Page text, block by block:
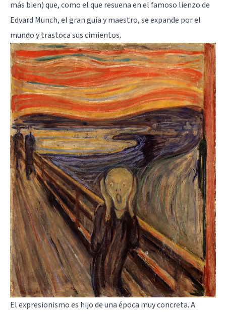
más bien) que, como el que resuena en el famoso lienzo de
Edvard Munch, el gran guía y maestro, se expande por el
mundo y trastoca sus cimientos.
El expresionismo es hijo de una época muy concreta. A